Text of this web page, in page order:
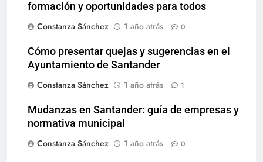
formación y oportunidades para todos
Constanza Sánchez
1 año atrás 0
Cómo presentar quejas y sugerencias en el
Ayuntamiento de Santander
Constanza Sánchez
1 año atrás 1
Mudanzas en Santander: guía de empresas y
normativa municipal
Constanza Sánchez
1 año atrás 0